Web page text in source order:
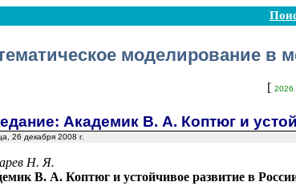
моделирование в
[ 2026
Академик В. А. Коптюг и
26 декабря 2008 г.
Н. Я.
В. А. Коптюг и устойчивое развитие в